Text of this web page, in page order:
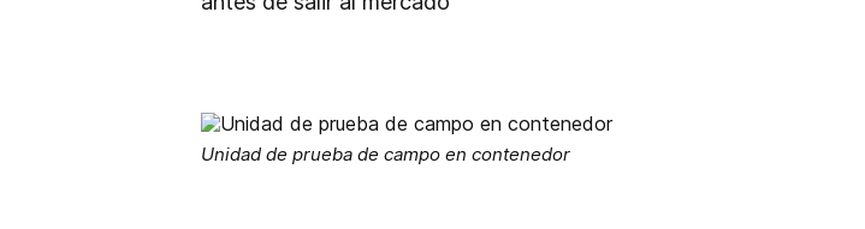
Unidad de prueba de campo en contenedor